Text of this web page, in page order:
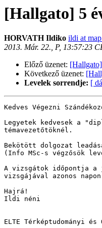
[Hallgato] 5
HORVATH Ildiko ildi at
2013. Már. 22., P, 13:57:23
Előző üzenet:
Következő üzenet:
Levelek sorrendje: [
Kedves Végezni
Legyetek kedvesek a
témavezetőtöknél.
Bekötött dolgozat
(Info MSc-s végzősök
A vizsgátok időpontja a
vizsgájával azonos
Hajrá!
Ildi néni
ELTE Térképtudományi